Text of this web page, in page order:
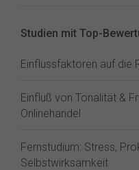
Studien mit Top-
Einflussfaktoren auf die
Einfluß von Tonalität &
Onlinehandel
Fernstudium: Stress,
Selbstwirksamkeit